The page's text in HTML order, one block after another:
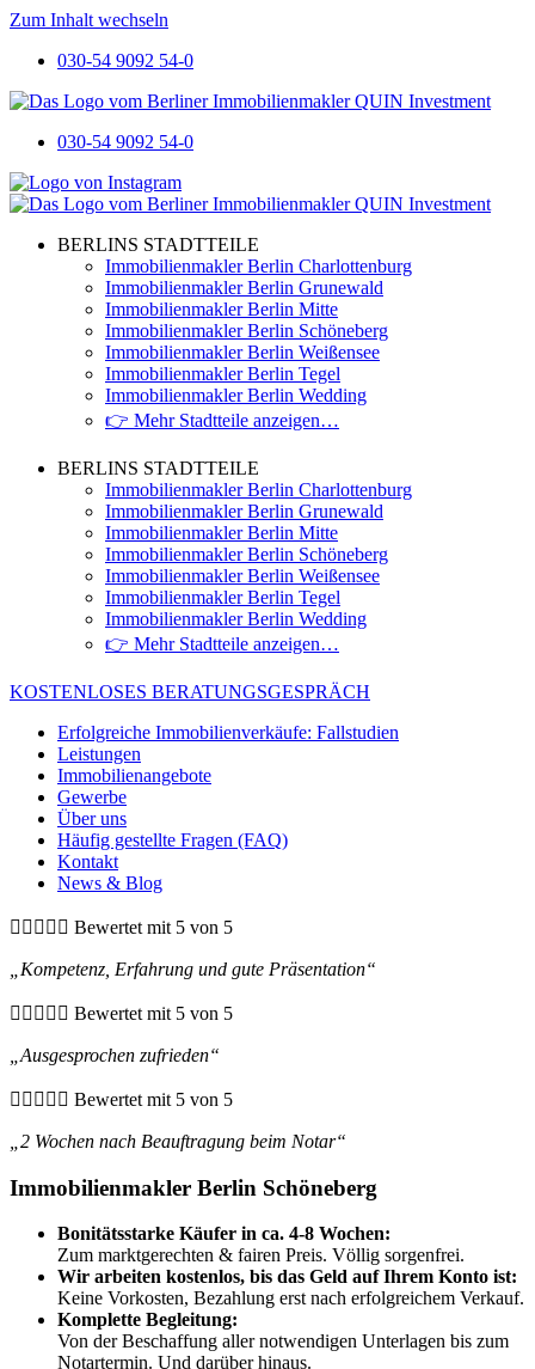
Zum Inhalt wechseln
030-54 9092 54-0
030-54 9092 54-0
BERLINS STADTTEILE
Immobilienmakler Berlin Charlottenburg
Immobilienmakler Berlin Grunewald
Immobilienmakler Berlin Mitte
Immobilienmakler Berlin Schöneberg
Immobilienmakler Berlin Weißensee
Immobilienmakler Berlin Tegel
Immobilienmakler Berlin Wedding
👉 Mehr Stadtteile anzeigen…
BERLINS STADTTEILE
Immobilienmakler Berlin Charlottenburg
Immobilienmakler Berlin Grunewald
Immobilienmakler Berlin Mitte
Immobilienmakler Berlin Schöneberg
Immobilienmakler Berlin Weißensee
Immobilienmakler Berlin Tegel
Immobilienmakler Berlin Wedding
👉 Mehr Stadtteile anzeigen…
KOSTENLOSES BERATUNGSGESPRÄCH
Erfolgreiche Immobilienverkäufe: Fallstudien
Leistungen
Immobilienangebote
Gewerbe
Über uns
Häufig gestellte Fragen (FAQ)
Kontakt
News & Blog
     Bewertet mit 5 von 5
„Kompetenz, Erfahrung und gute Präsentation“
     Bewertet mit 5 von 5
„Ausgesprochen zufrieden“
     Bewertet mit 5 von 5
„2 Wochen nach Beauftragung beim Notar“
Immobilienmakler Berlin Schöneberg
Bonitätsstarke Käufer in ca. 4-8 Wochen:
Zum marktgerechten & fairen Preis. Völlig sorgenfrei.
Wir arbeiten kostenlos, bis das Geld auf Ihrem Konto ist:
Keine Vorkosten, Bezahlung erst nach erfolgreichem Verkauf.
Komplette Begleitung:
Von der Beschaffung aller notwendigen Unterlagen bis zum
Notartermin. Und darüber hinaus.